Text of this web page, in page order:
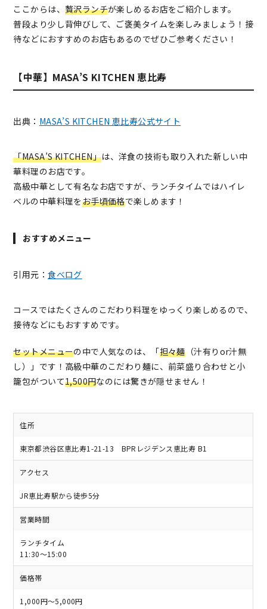
ここからは、 贅沢ランチが楽しめるお店をご紹介します。
普段より少し背伸びして、ご褒美タイムを楽しみましょう！接
待などにおすすめのお店もあるのでぜひご参考ください！
【中華】MASA’S KITCHEN 恵比寿
出典： MASA’S KITCHEN 恵比寿公式サイト
「MASA’S KITCHEN」は、洋食の技術も取り入れた新しい中
華料理のお店です。
高級中華として有名なお店ですが、ランチタイムではハイレ
ベルの中華料理をお手頃価格で楽しめます！
おすすめメニュー
引用元：食べログ
コースではたくさんのこだわり料理をゆっくり楽しめるので、
接待などにもおすすめです。
セットメニューの中で人気なのは、「担々麺（汁有りor汁無
し）」です！高級中華のこだわり麺に、前菜盛り合わせと小
籠包がついて1,500円なのには驚きが隠せません！
住所
東京都渋谷区恵比寿1-21-13 BPRレジデンス恵比寿 B1
アクセス
JR恵比寿駅から徒歩5分
営業時間
ランチタイム
11:30～15:00
価格帯
1,000円～5,000円